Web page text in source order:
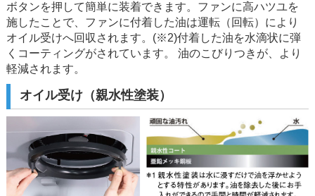
ボタンを押して簡単に装着できます。ファンに高ハツユを
施したことで、ファンに付着した油は運転（回転）により
オイル受けへ回収されます。(※2)付着した油を水滴状に弾
くコーティングがされています。 油のこびりつきが、より
軽減されます。
オイル受け（親水性塗装）